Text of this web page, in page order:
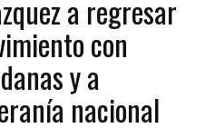
a regresar
con
y a
nacional